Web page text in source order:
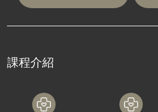
課程介紹